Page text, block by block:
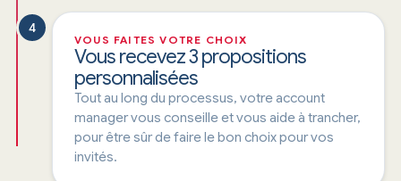
4
VOUS FAITES VOTRE CHOIX
Vous recevez 3 propositions
personnalisées
Tout au long du processus, votre account
manager vous conseille et vous aide à trancher,
pour être sûr de faire le bon choix pour vos
invités.